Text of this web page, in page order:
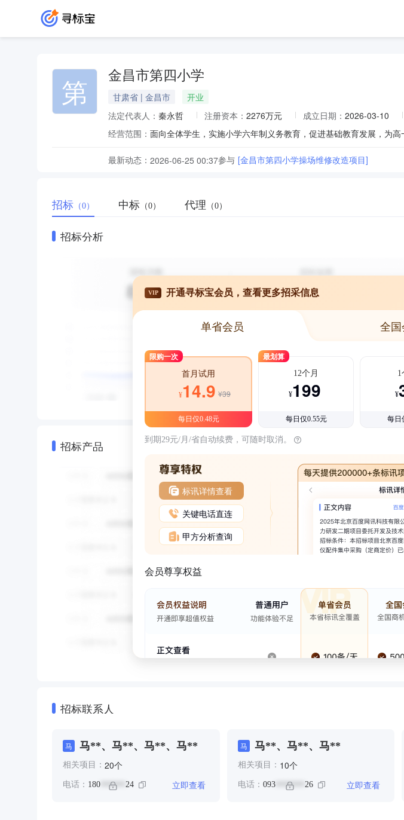
第 金昌市第四小学
甘肃省 | 金昌市
开业
法定代表人： 秦永哲 注册资本： 2276万元 成立日期： 2026-03-10
经营范围： 面向全体学生，实施小学六年制义务教育，促进基础教育发展，为高
最新动态： 2026-06-25 00:37参与 [金昌市第四小学操场维修改造项目]
招标 （0） 中标 （0） 代理 （0）
招标分析
招标产品
VIP 开通寻标宝会员，查看更多招采信息
单省会员 全
限购一次
首月试用
¥14.9 ¥39
每日仅0.48元
最划算
12个月
¥199
每日仅0.55元
1
¥
每日
到期29元/月/省自动续费，可随时取消。
标讯详情查看
关键电话直连
甲方分析查询
会员尊享权益
招标联系人
马 马**、马**、马**、马**
相关项目： 20个
电话： 180 ****** 24 立即查看
马 马**、马**、马**
相关项目： 10个
电话： 093******* 26 立即查看